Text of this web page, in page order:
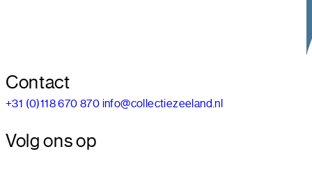
Contact
+31 (0)118 670 870 info@collectiezeeland.nl
Volg ons op